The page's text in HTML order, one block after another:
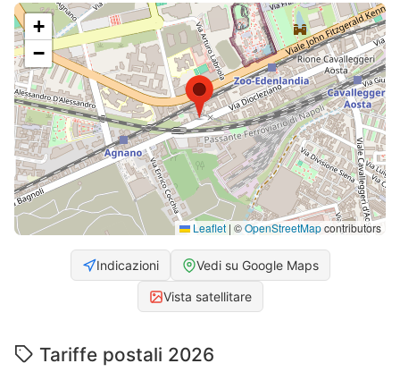
+
−
Leaflet | ©OpenStreetMapcontributors
Indicazioni Vedi su Google Maps
Vista satellitare
Tariffe postali 2026